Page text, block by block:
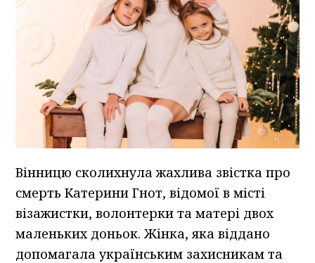
Вінницю сколихнула жахлива звістка про
смерть Катерини Гнот, відомої в місті
візажистки, волонтерки та матері двох
маленьких доньок. Жінка, яка віддано
допомагала українським захисникам та